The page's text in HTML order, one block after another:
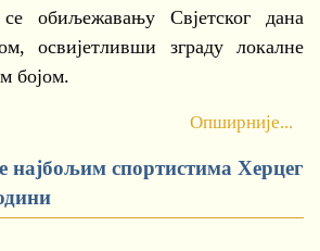
обиљежавању Свјетског дана
освијетливши зграду локалне
бојом.
Опширније...
најбољим спортистима Херцег